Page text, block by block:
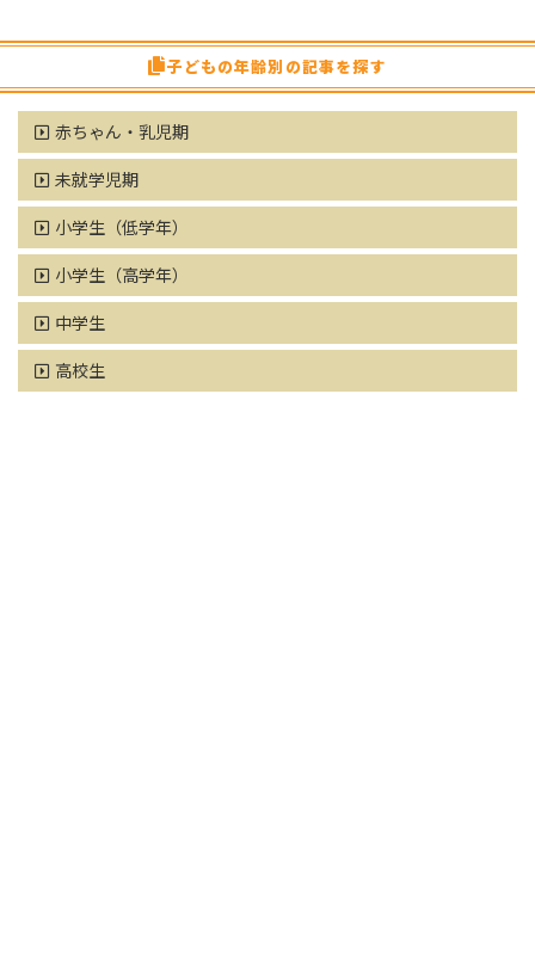
子どもの年齢別の記事を探す
赤ちゃん・乳児期
未就学児期
小学生（低学年）
小学生（高学年）
中学生
高校生